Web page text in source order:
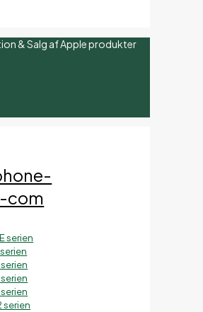
& Salg af Apple produkter
serien
serien
serien